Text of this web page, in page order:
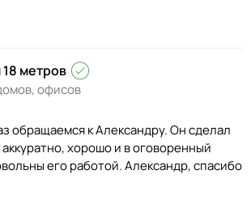
метров
офисов
обращаемся к Александру. Он сделал
хорошо и в оговоренный
его работой. Александр, спасибо